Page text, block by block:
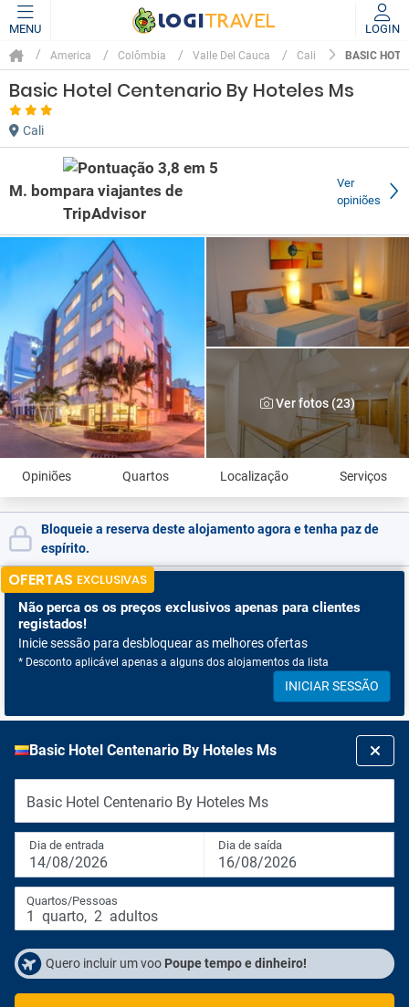
MENU LOGIN
America Colômbia Valle Del Cauca Cali BASIC
Basic Hotel Centenario By Hoteles Ms
Cali
M. bom
Ver
opiniões
Ver fotos (23)
Opiniões Quartos Localização Serviços
Bloqueie a reserva deste alojamento agora e tenha paz de
espírito.
OFERTAS EXCLUSIVAS
Não perca os os preços exclusivos apenas para clientes
registados!
Inicie sessão para desbloquear as melhores ofertas
* Desconto aplicável apenas a alguns dos alojamentos da lista
INICIAR SESSÃO
Basic Hotel Centenario By Hoteles Ms
Basic Hotel Centenario By Hoteles Ms
Dia de entrada
14/08/2026
Dia de saída
16/08/2026
Quartos/Pessoas
1 quarto, 2 adultos
Quero incluir um voo Poupe tempo e dinheiro!